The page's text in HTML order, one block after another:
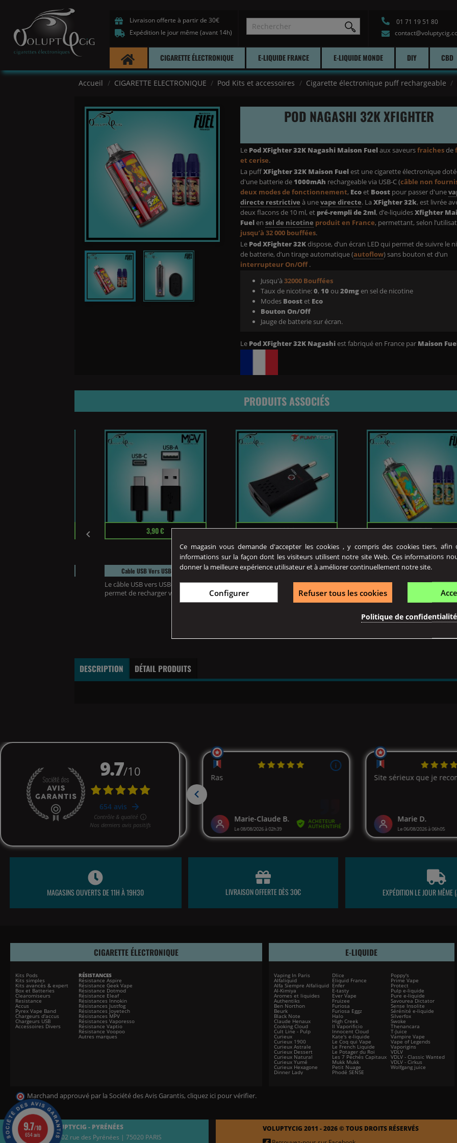
Livraison offerte à partir de 30€
Expédition le jour même (avant 14h)
01 71 19 51 80
CIGARETTE ÉLECTRONIQUE E-LIQUIDE FRANCE E-LIQUIDE MONDE DIY CBD
Accueil CIGARETTE ELECTRONIQUE Pod Kits et accessoires Cigarette électronique puff rechargeable
POD NAGASHI 32K XFIGHTER
Le Pod XFighter 32K Nagashi Maison Fuelaux saveursfraichesde
et cerise.
La puffXFighter 32K Maison Fuelest une cigarette électronique
d'une batterie de1000mAh rechargeable via USB-C (câble non
deux modes de fonctionnement, Ecoet Boost pour passer d'une
directe restrictive à unevape directe. LaXFighter 32k, est livrée
deux flacons de 10 ml, et pré-rempli de 2ml, d’e-liquidesXfighter
Fuelensel de nicotine produit en France, permettant, selon
jusqu’à 32 000 bouffées.
Le Pod XFighter 32Kdispose, d’un écran LED qui permet de suivre le
de batterie, d’un tirage automatique (autoflow) sans bouton et d’un
interrupteur On/Off.
Jusqu'à 32000 Bouffées
Taux de nicotine:0, 10 ou20mg en sel de nicotine
Modes Boost et Eco
Bouton On/Off
Jauge de batterie sur écran.
Le Pod XFighter 32K Nagashiest fabriqué en France par Maison
PRODUITS ASSOCIÉS

Prix 3,90 €
Cable USB Vers USB-C MPV
Le câble USB vers USB-C MPV
permet de recharger votre...
Prix 5,90 €
Adaptateur Secteur -...
L'adaptateur secteur USB 1A
Fumytech est un adaptateur...
Prix 18,90 €
Pod KANSETSU 32K XFighter
Le Pod XFighter 32K Kansetsu
Maison Fuel aux saveurs...
DESCRIPTION DÉTAIL PRODUITS
MAGASINS OUVERTS DE 11H À 19H30 LIVRAISON OFFERTE DÈS 30€ EXPÉDITION LE JOUR MÊME
Marchand approuvé par la Société des Avis Garantis,cliquez ici pour vérifier.
CIGARETTE ÉLECTRONIQUE
Kits Pods
Kits simples
Kits avancés & expert
Box et Batteries
Clearomiseurs
Resistance
Accus
Pyrex Vape Band
Chargeurs d'accus
Chargeurs USB
Accessoires Divers
RÉSISTANCES
Résistance Aspire
Résistance Geek Vape
Résistance Dotmod
Résistance Eleaf
Résistances Innokin
Résistances Justfog
Résistances Joyetech
Résistances MPV
Résistances Vaporesso
Résistance Vaptio
Résistance Voopoo
Autres marques
E-LIQUIDE
Vaping In Paris
Alfaliquid
Alfa Siempre Alfaliquid
Al-Kimiya
Aromes et liquides
Authentiks
Ben Northon
Beurk
Black Note
Claude Henaux
Cooking Cloud
Cult Line - Pulp
Curieux
Curieux 1900
Curieux Astrale
Curieux Dessert
Curieux Natural
Curieux Yumé
Curieux Hexagone
Dinner Lady
Dlice
Eliquid France
Enfer
E-tasty
Ever Vape
Fruizee
Furiosa
Furiosa Eggz
Halo
High Creek
Il Vaporificio
Innocent Cloud
Kate's e-liquide
Le Coq qui Vape
Le French Liquide
Le Potager du Roi
Les 7 Péchés Capitaux
Mukk Mukk
Petit Nuage
Phodé SENSE
Poppy's
Prime Vape
Protect
Pulp e-liquide
Pure e-liquide
Savourea Dictator
Sense Insolite
Sérénité e-liquide
Silverfox
Swoke
Thenancara
T-Juice
Vampire Vape
Vape of Legends
Vaporigins
VDLV
VDLV - Classic Wanted
VDLV - Cirkus
Wolfgang juice
VOLUPTYCIG - PYRÉNÉES
302 rue des Pyrénées | 75020 PARIS
VOLUPTYCIG 2011 - 2026 © TOUS DROITS RÉSERVÉS
Ce magasin vous demande d'accepter les cookies , y compris des cookies tiers, afin
informations sur la façon dont les visiteurs utilisent notre site Web. Ces informations
donner la meilleure expérience utilisateur et à améliorer continuellement notre site.
Refuser tous les cookies
Configurer
Politique de
9.7/10
654 avis